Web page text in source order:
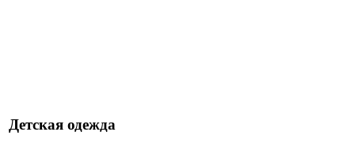
Детская одежда